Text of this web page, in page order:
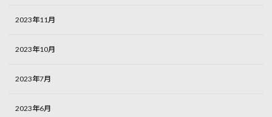
2023年11月
2023年10月
2023年7月
2023年6月